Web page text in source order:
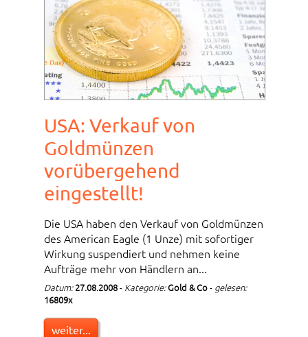
USA: Verkauf von
Goldmünzen
vorübergehend
eingestellt!
Die USA haben den Verkauf von Goldmünzen
des American Eagle (1 Unze) mit sofortiger
Wirkung suspendiert und nehmen keine
Aufträge mehr von Händlern an...
Datum: 27.08.2008- Kategorie:Gold & Co- gelesen:
16809x
weiter...